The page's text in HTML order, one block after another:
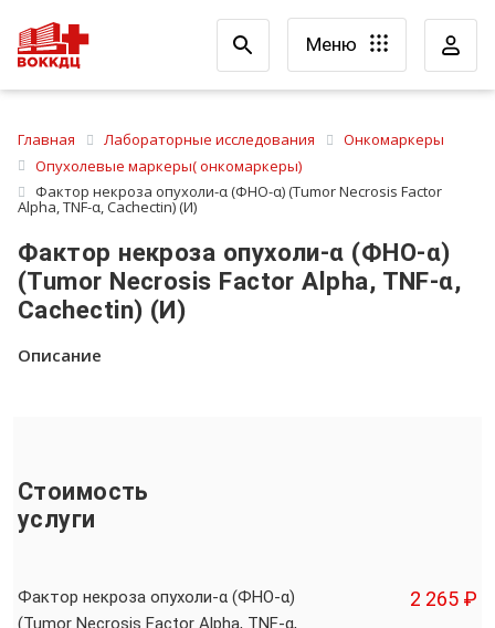
Меню
Главная Лабораторные исследования
Онкомаркеры
Опухолевые маркеры( онкомаркеры)
Фактор некроза опухоли-α (ФНО-α) (Tumor Necrosis Factor
Alpha, TNF-α, Cachectin) (И)
Фактор некроза опухоли-α (ФНО-α)
(Tumor Necrosis Factor Alpha, TNF-α,
Cachectin) (И)
Описание
Стоимость
услуги
Фактор некроза опухоли-α (ФНО-α)
2 265 ₽